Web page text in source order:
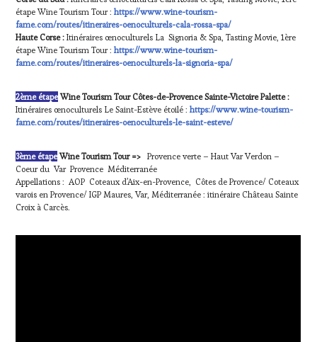
étape Wine Tourism Tour :https://www.wine-tourism-
fame.com/routes/itineraires-oenoculturels-cala-rossa-spa/
Haute Corse : Itinéraires œnoculturels La Signoria & Spa, Tasting Movie, 1ère
étape Wine Tourism Tour : https://www.wine-tourism-
fame.com/routes/itineraires-oenoculturels-la-signoria-spa/
2ème étapeWine Tourism Tour Côtes-de-Provence Sainte-Victoire Palette :
Itinéraires œnoculturels Le Saint-Estève étoilé :https://www.wine-tourism-
fame.com/routes/itineraires-oenoculturels-le-saint-esteve/
3ème étapeWine Tourism Tour => Provence verte – Haut Var Verdon –
Coeur du Var Provence Méditerranée
Appellations : AOP Coteaux d’Aix-en-Provence, Côtes de Provence/ Coteaux
varois en Provence/ IGP Maures, Var, Méditerranée : itinéraire Château Sainte
Croix à Carcès.